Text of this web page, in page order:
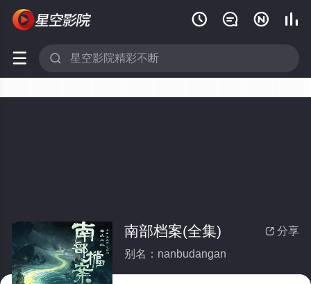
   
 
 分享
南部档案(全集)
别名：nanbudangan